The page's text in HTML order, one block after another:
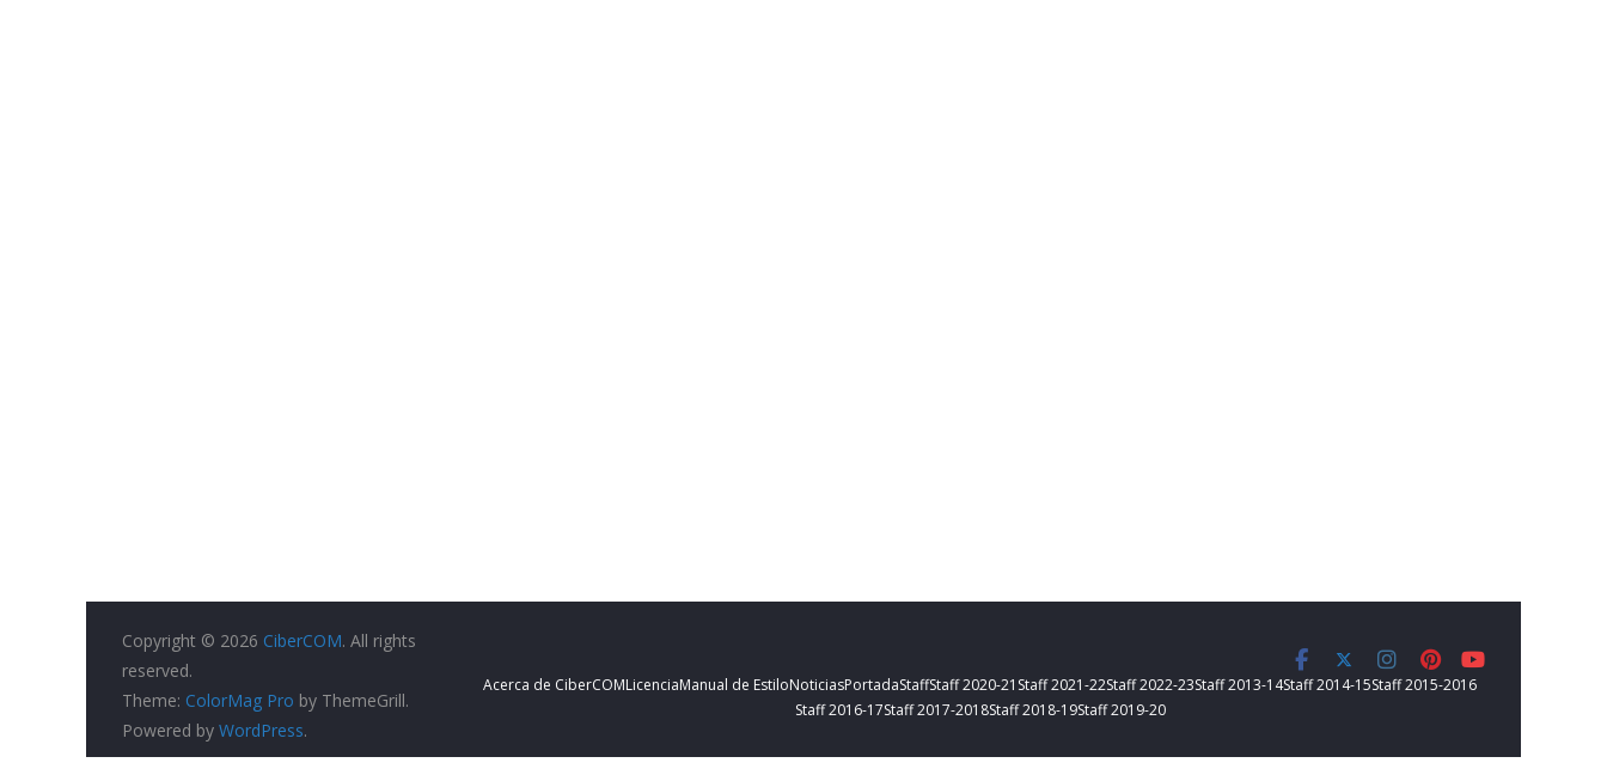
Acerca de CiberCOMLicenciaManual de EstiloNoticiasPortadaStaffStaff 2020-21 Staff 2021-22Staff 2022-23Staff 2013-14Staff 2014-15Staff 2015-2016
Staff 2016-17Staff 2017-2018Staff 2018-19Staff 2019-20
Copyright © 2026 CiberCOM. All rights
reserved.
Theme: ColorMag Pro by ThemeGrill.
Powered by WordPress.